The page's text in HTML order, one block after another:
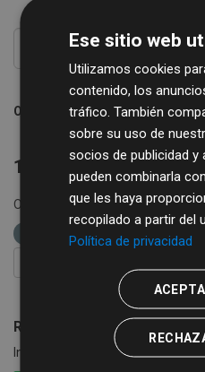
Ordenar por
1 conjunto de datos
Organizaciones: Diputación de
etiquetas: bibliobus
Rutas de Bibliobús
Información de las rutas y
Ese sitio web
Utilizamos cookies
contenido, los
tráfico. También
sobre su uso de
socios de publicidad y
pueden combinarla
que les haya
recopilado a partir del
Política de privacidad